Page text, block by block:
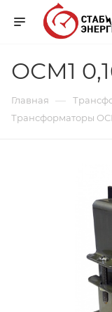
ОСМ1
Главная —
Трансформаторы